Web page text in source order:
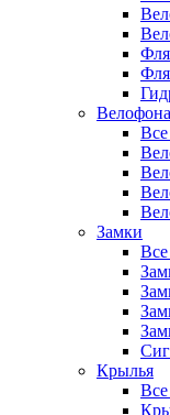
Замки
Крылья